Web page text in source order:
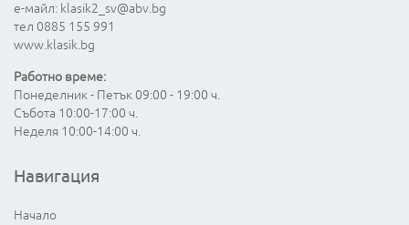
е-майл: klasik2_sv@abv.bg
тел 0885 155 991
www.klasik.bg
Работно време:
Понеделник - Петък 09:00 - 19:00 ч.
Събота 10:00-17:00 ч.
Неделя 10:00-14:00 ч.
Навигация
Начало